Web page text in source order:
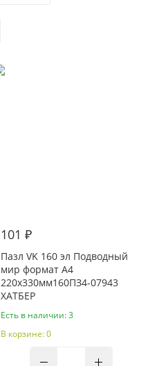
101 ₽
Пазл VK 160 эл Подводный
мир формат А4
220х330мм160ПЗ4-07943
ХАТБЕР
Есть в наличии: 3
В корзине: 0